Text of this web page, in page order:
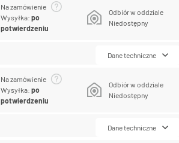
Na zamówienie
Wysyłka:po
potwierdzeniu
Odbiór w oddziale
Niedostępny
Dane techniczne
Na zamówienie
Wysyłka:po
potwierdzeniu
Odbiór w oddziale
Niedostępny
Dane techniczne